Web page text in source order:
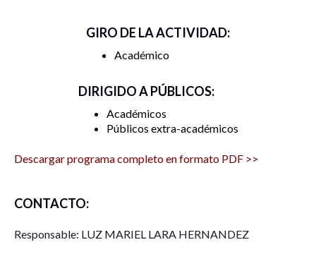
Además, se busca que este evento sea un espacio propicio
que contribuyan al bienestar social y al desarrollo social.
GIRO DE LA ACTIVIDAD:
Académico
DIRIGIDO A PÚBLICOS:
Académicos
Públicos extra-académicos
Descargar programa completo en formato PDF >>
CONTACTO:
Responsable: LUZ MARIEL LARA HERNANDEZ